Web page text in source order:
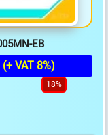
EB
(+ VAT 8%)
18%